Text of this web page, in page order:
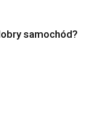
samochód?